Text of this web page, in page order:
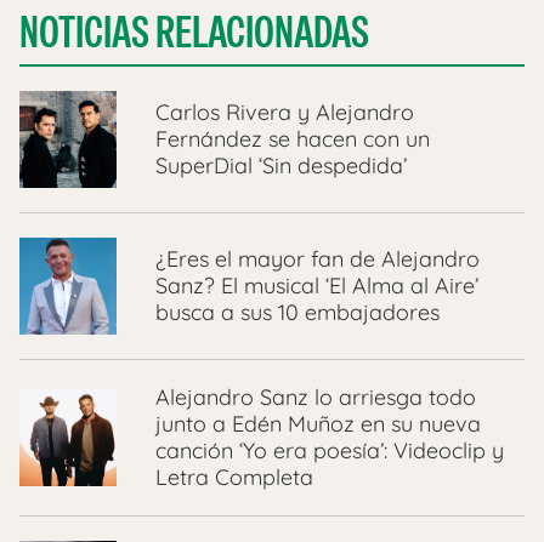
NOTICIAS RELACIONADAS
Carlos Rivera y Alejandro
Fernández se hacen con un
SuperDial ‘Sin despedida’
¿Eres el mayor fan de Alejandro
Sanz? El musical ‘El Alma al Aire’
busca a sus 10 embajadores
Alejandro Sanz lo arriesga todo
junto a Edén Muñoz en su nueva
canción ‘Yo era poesía’: Videoclip y
Letra Completa